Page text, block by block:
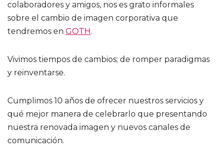
colaboradores y amigos, nos es grato informales
sobre el cambio de imagen corporativa que
tendremos en GOTH.
Vivimos tiempos de cambios; de romper paradigmas
y reinventarse.
Cumplimos 10 años de ofrecer nuestros servicios y
qué mejor manera de celebrarlo que presentando
nuestra renovada imagen y nuevos canales de
comunicación.